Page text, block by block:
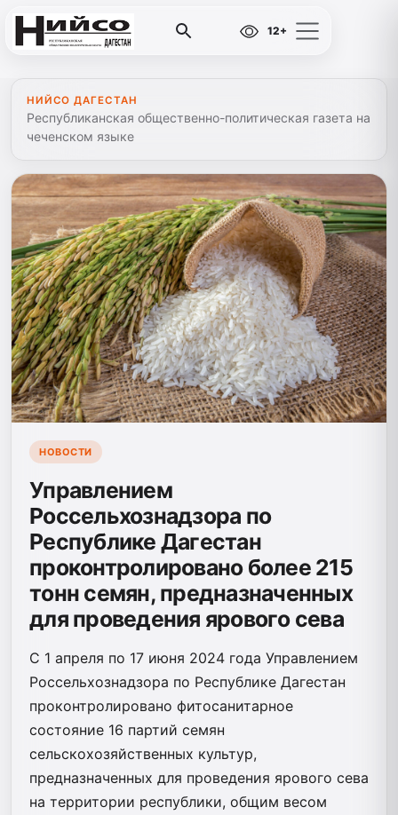
12+
НИЙСО ДАГЕСТАН
Республиканская общественно-политическая газета на
чеченском языке
НОВОСТИ
Управлением
Россельхознадзора по
Республике Дагестан
проконтролировано более 215
тонн семян, предназначенных
для проведения ярового сева
С 1 апреля по 17 июня 2024 года Управлением
Россельхознадзора по Республике Дагестан
проконтролировано фитосанитарное
состояние 16 партий семян
сельскохозяйственных культур,
предназначенных для проведения ярового сева
на территории республики, общим весом